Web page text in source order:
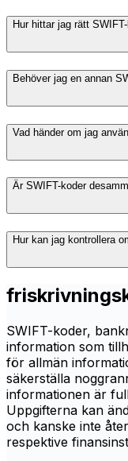
Hur hittar jag rätt
Behöver jag en annan
Vad händer om jag
Är SWIFT-koder
Hur kan jag kontrollera
SWIFT-koder,
information som
för allmän
säkerställa
informationen är
Uppgifterna kan
och kanske inte
respektive